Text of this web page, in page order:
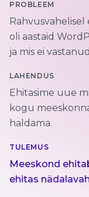
PROBLEEM
oli aastaid
ja mis ei
LAHENDUS
Ehitasime uue
kogu
haldama.
TULEMUS
Meeskond
ehitas